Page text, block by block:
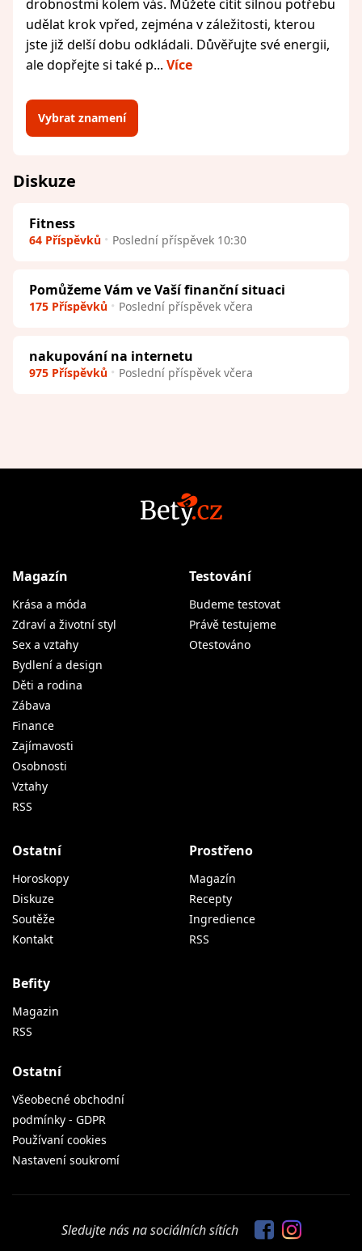
drobnostmi kolem vás. Můžete cítit silnou potřebu
udělat krok vpřed, zejména v záležitosti, kterou
jste již delší dobu odkládali. Důvěřujte své energii,
ale dopřejte si také p... Více
Vybrat znamení
Diskuze
Fitness
64 Příspěvků Poslední příspěvek 10:30
Pomůžeme Vám ve Vaší finanční situaci
175 Příspěvků Poslední příspěvek včera
nakupování na internetu
975 Příspěvků Poslední příspěvek včera
Magazín
Krása a móda
Zdraví a životní styl
Sex a vztahy
Bydlení a design
Děti a rodina
Zábava
Finance
Zajímavosti
Osobnosti
Vztahy
RSS
Testování
Budeme testovat
Právě testujeme
Otestováno
Ostatní
Horoskopy
Diskuze
Soutěže
Kontakt
Prostřeno
Magazín
Recepty
Ingredience
RSS
Befity
Magazin
RSS
Ostatní
Všeobecné obchodní
podmínky - GDPR
Používaní cookies
Nastavení soukromí
Sledujte nás na sociálních sítích